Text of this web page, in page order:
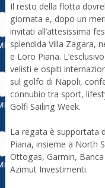
Il resto della flotta
giornata e, dopo un
invitati all’attesissima
splendida Villa Zagara,
e Loro Piana.
velisti e ospiti
sul golfo di Napoli,
connubio tra sport,
Golfi Sailing Week.
La regata è supportata
Piana, insieme a North
Ottogas, Garmin,
Azimut Investimenti.